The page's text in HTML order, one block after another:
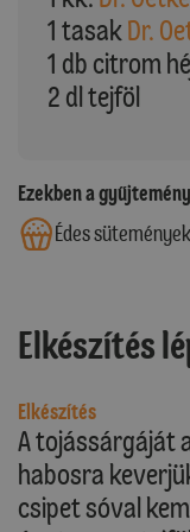
1 tasak Dr.
1 db citrom
2 dl tejföl
Ezekben a
Édes sütemények
Elkészítés
Elkészítés
A tojássárgáját
habosra
csipet sóval